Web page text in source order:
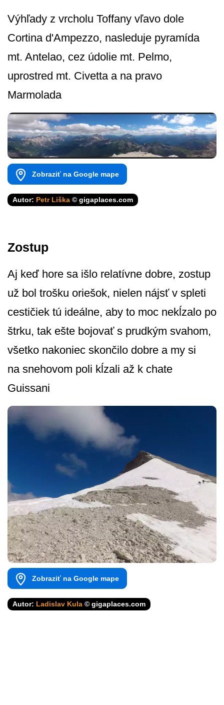
Výhľady z vrcholu Toffany vľavo dole
Cortina d'Ampezzo, nasleduje pyramída
mt. Antelao, cez údolie mt. Pelmo,
uprostred mt. Civetta a na pravo
Marmolada
Zobraziť na Google mape
Autor: Petr Liška © gigaplaces.com
Zostup
Aj keď hore sa išlo relatívne dobre, zostup
už bol trošku oriešok, nielen nájsť v spleti
cestičiek tú ideálne, aby to moc nekĺzalo po
štrku, tak ešte bojovať s prudkým svahom,
všetko nakoniec skončilo dobre a my si
na snehovom poli kĺzali až k chate
Guissani
Zobraziť na Google mape
Autor: Ladislav Kula © gigaplaces.com